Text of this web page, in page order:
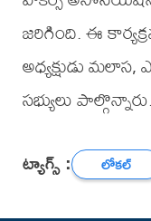
జరిగింది. ఈ
అధ్యక్షుడు మలాస,
సభ్యులు పాల్గొన్నారు.
ట్యాగ్స్ : లోకల్